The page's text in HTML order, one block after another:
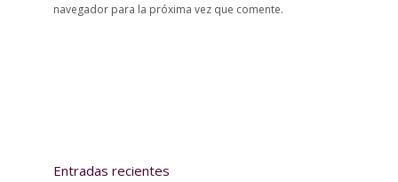
navegador para la próxima vez que comente.
Entradas recientes